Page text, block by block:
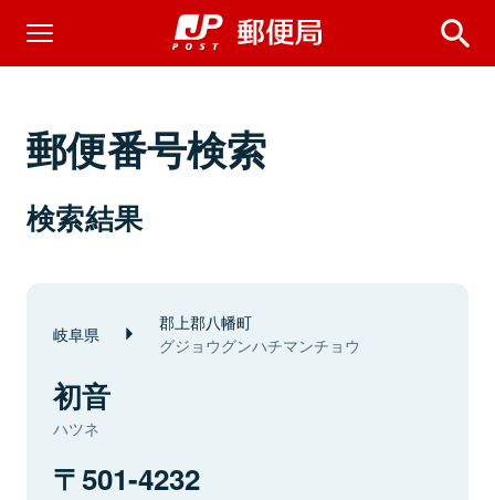
郵便番号検索
検索結果
岐阜県 郡上郡八幡町
グジョウグンハチマンチョウ
初音
ハツネ
501-4232